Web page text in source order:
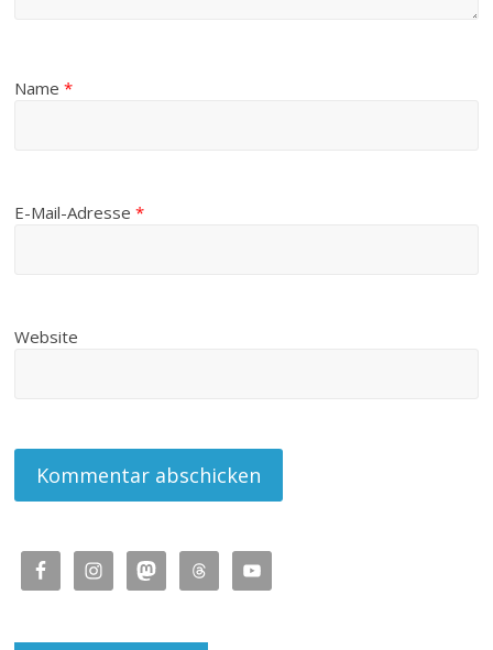
Name*
E-Mail-Adresse*
Website